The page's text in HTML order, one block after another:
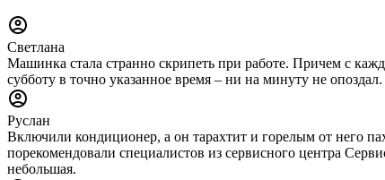
Светлана
Машинка стала странно скрипеть при работе. Причем с
субботу в точно указанное время – ни на минуту не
Руслан
Включили кондиционер, а он тарахтит и горелым от него
порекомендовали специалистов из сервисного центра
небольшая.